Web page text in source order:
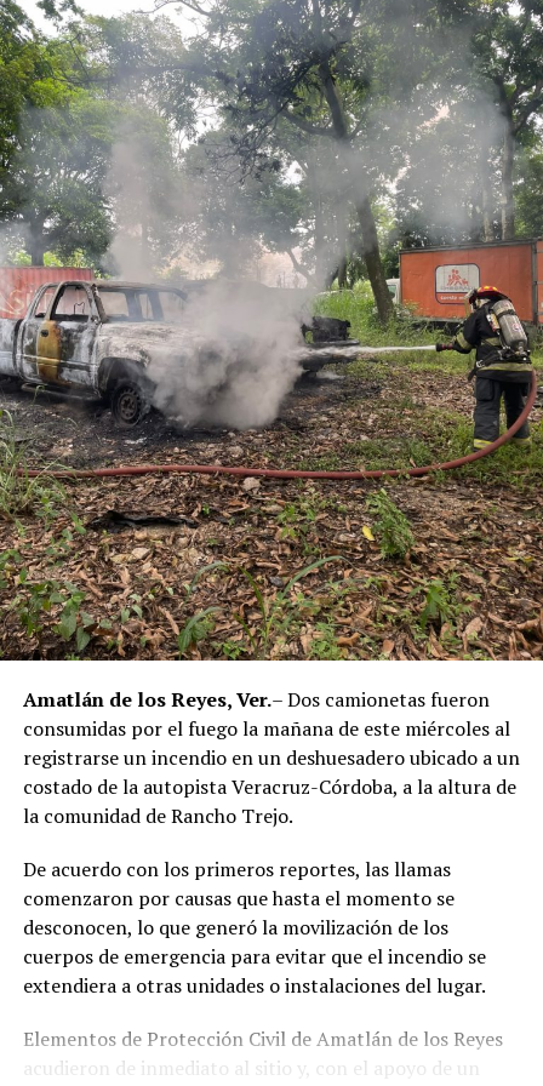
acreditada la responsabilidad de Anselmo “N”, Jesús “N”,
Diego “N”, Lauro Arturo “N”, Dana Natalia “N” y
Bonifacio “N”, imponiéndoles una pena de cuatro años y
nueve meses de prisión.
Los ahora sentenciados formaban parte de la Policía
Municipal de Coscomatepec durante la administración
del alcalde de Movimiento Ciudadano, Armando Reyes
Muñoz, y permanecerán recluidos en el Centro de
Reinserción Social de Mediana Seguridad de La Toma, en
Amatlán de los Reyes, donde cumplirán la condena.
Aunque durante el operativo fueron detenidos siete
policías municipales, la sentencia dada a conocer
corresponde únicamente a seis de ellos. Hasta el
momento, las autoridades no han informado la situación
jurídica del séptimo implicado.
El caso evidenció presuntas irregularidades dentro de la
corporación policiaca y motivó la intervención de
autoridades estatales y federales, en un contexto de
reforzamiento de las investigaciones contra servidores
públicos relacionados con actividades ilícitas en la
La sentencia representa uno de los primeros fallos
derivados de aquel operativo y confirma la
responsabilidad penal de los exuniformados por delitos
relacionados con la posesión de droga y el
públicos.
Amatlán de los Reyes, Ver.– Dos camionetas fueron
consumidas por el fuego la mañana de este miércoles al
registrarse un incendio en un deshuesadero ubicado a un
costado de la autopista Veracruz-Córdoba, a la altura de
la comunidad de Rancho Trejo.
De acuerdo con los primeros reportes, las llamas
comenzaron por causas que hasta el momento se
desconocen, lo que generó la movilización de los
cuerpos de emergencia para evitar que el incendio se
extendiera a otras unidades o instalaciones del lugar.
Elementos de Protección Civil de Amatlán de los Reyes
acudieron de inmediato al sitio y, con el apoyo de un